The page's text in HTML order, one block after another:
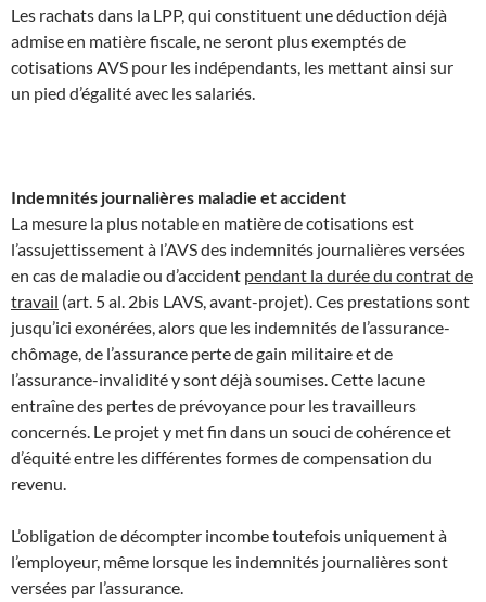
Les rachats dans la LPP, qui constituent une déduction déjà
admise en matière fiscale, ne seront plus exemptés de
cotisations AVS pour les indépendants, les mettant ainsi sur
un pied d’égalité avec les salariés.
Indemnités journalières maladie et accident
La mesure la plus notable en matière de cotisations est
l’assujettissement à l’AVS des indemnités journalières versées
en cas de maladie ou d’accident pendant la durée du contrat de
travail (art. 5 al. 2bis LAVS, avant-projet). Ces prestations sont
jusqu’ici exonérées, alors que les indemnités de l’assurance-
chômage, de l’assurance perte de gain militaire et de
l’assurance-invalidité y sont déjà soumises. Cette lacune
entraîne des pertes de prévoyance pour les travailleurs
concernés. Le projet y met fin dans un souci de cohérence et
d’équité entre les différentes formes de compensation du
revenu.
L’obligation de décompter incombe toutefois uniquement à
l’employeur, même lorsque les indemnités journalières sont
versées par l’assurance.